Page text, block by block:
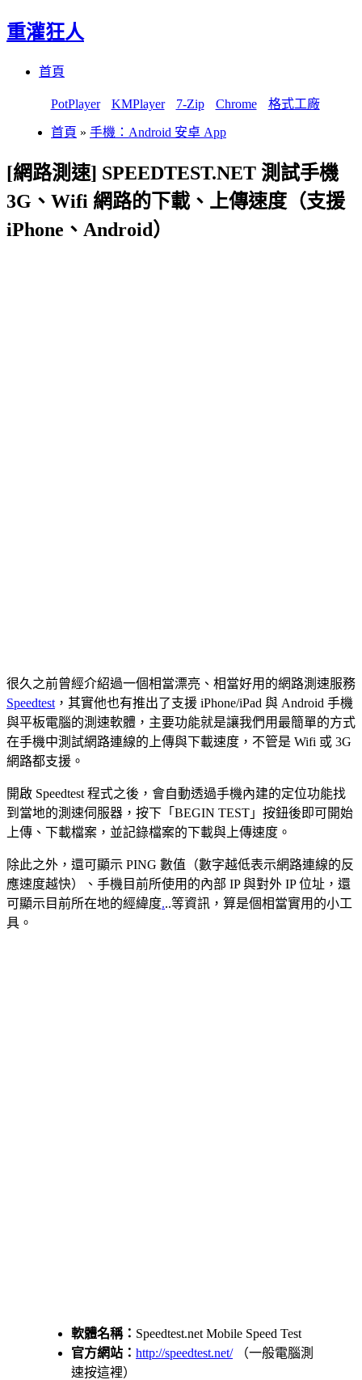
重灌狂人
首頁
PotPlayer KMPlayer 7-Zip Chrome 格式工廠
首頁 » 手機：Android 安卓 App
[網路測速] SPEEDTEST.NET 測試手機
3G、Wifi 網路的下載、上傳速度（支援
iPhone、Android）
很久之前曾經介紹過一個相當漂亮、相當好用的網路測速服務
Speedtest ，其實他也有推出了支援 iPhone/iPad 與 Android 手機
與平板電腦的測速軟體，主要功能就是讓我們用最簡單的方式
在手機中測試網路連線的上傳與下載速度，不管是 Wifi 或 3G
網路都支援。
開啟 Speedtest 程式之後，會自動透過手機內建的定位功能找
到當地的測速伺服器，按下「BEGIN TEST」按鈕後即可開始
上傳、下載檔案，並記錄檔案的下載與上傳速度。
除此之外，還可顯示 PING 數值（數字越低表示網路連線的反
應速度越快）、手機目前所使用的內部 IP 與對外 IP 位址，還
可顯示目前所在地的經緯度...等資訊，算是個相當實用的小工
具。
軟體名稱： Speedtest.net Mobile Speed Test
官方網站： http://speedtest.net/（一般電腦測
速按這裡）